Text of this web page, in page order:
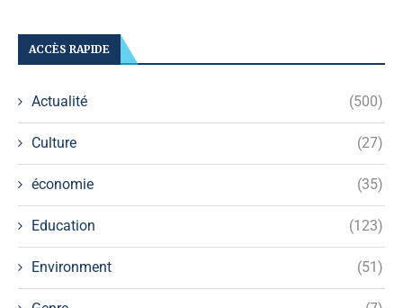
ACCÈS RAPIDE
Actualité (500)
Culture (27)
économie (35)
Education (123)
Environment (51)